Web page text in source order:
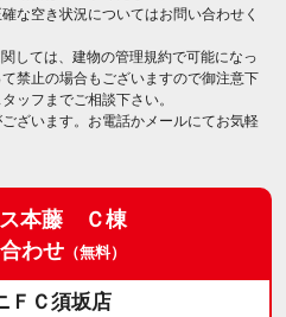
な空き状況についてはお問い合わせく
しては、建物の管理規約で可能になっ
禁止の場合もございますので御注意下
ッフまでご相談下さい。
ざいます。お電話かメールにてお気軽
本藤 Ｃ棟
わせ （無料）
ＦＣ須坂店